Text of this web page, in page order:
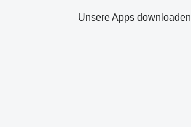
Unsere Apps downloaden